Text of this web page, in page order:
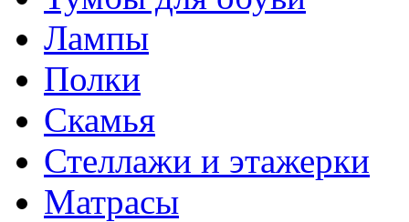
Лампы
Полки
Скамья
Стеллажи и этажерки
Матрасы